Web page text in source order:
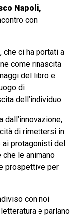
Napoli,
con
che ci ha portati a
come rinascita
del libro e
di
dell’individuo.
dall’innovazione,
di rimettersi in
ai protagonisti del
che le animano
prospettive per
con noi
e parlano